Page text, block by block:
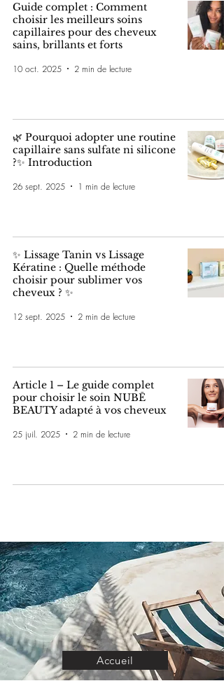
Guide complet : Comment
choisir les meilleurs soins
capillaires pour des cheveux
sains, brillants et forts
10 oct. 2025 2 min de lecture
🌿 Pourquoi adopter une routine
capillaire sans sulfate ni silicone
?✨ Introduction
26 sept. 2025 1 min de lecture
✨ Lissage Tanin vs Lissage
Kératine : Quelle méthode
choisir pour sublimer vos
cheveux ? ✨
12 sept. 2025 2 min de lecture
Article 1 – Le guide complet
pour choisir le soin NUBĒ
BEAUTY adapté à vos cheveux
25 juil. 2025 2 min de lecture
Accueil